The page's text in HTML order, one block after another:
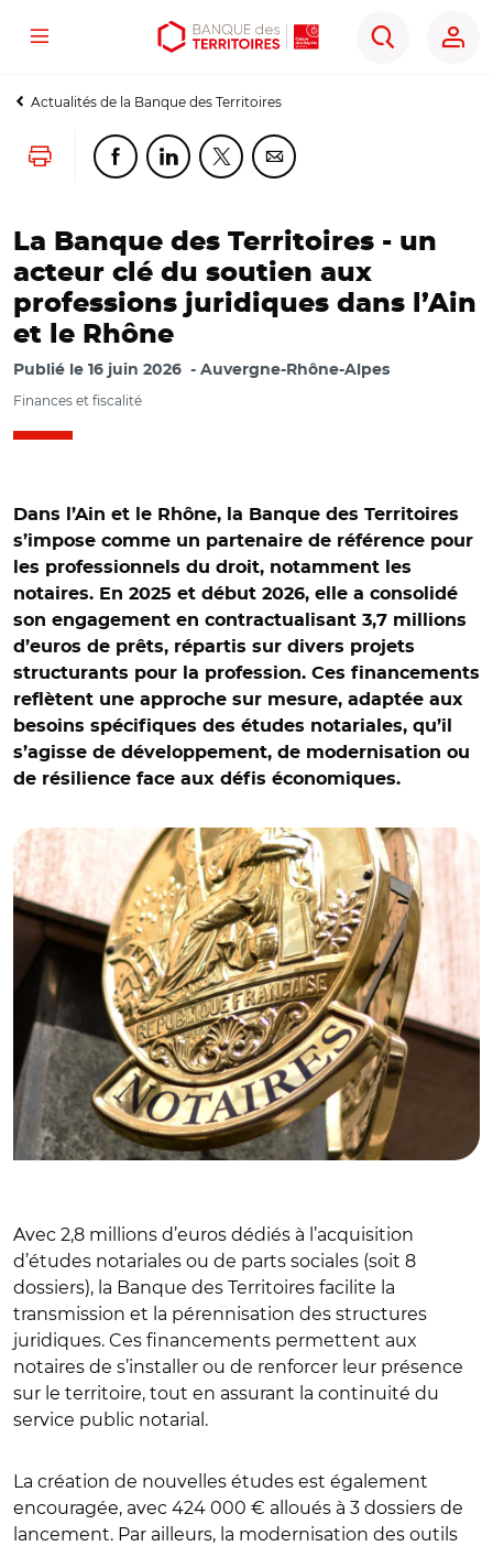
Aller
contenu
Aller
menu
Ouvrir
outils
Menu
Rechercher
Actualités de la Banque des Territoires
Lancer l'impressionPartager cette page sur Facebook
Partager cette page sur Linkedin
Partager cette page sur Twitter
Partager cette page sur
La Banque des Territoires - un
acteur clé du soutien aux
professions juridiques dans l’Ain
et le Rhône
Publié le 16 juin 2026 Auvergne-Rhône-Alpes
Finances et fiscalité
Dans l’Ain et le Rhône, la Banque des Territoires
s’impose comme un partenaire de référence pour
les professionnels du droit, notamment les
notaires. En 2025 et début 2026, elle a consolidé
son engagement en contractualisant 3,7 millions
d’euros de prêts, répartis sur divers projets
structurants pour la profession. Ces financements
reflètent une approche sur mesure, adaptée aux
besoins spécifiques des études notariales, qu’il
s’agisse de développement, de modernisation ou
de résilience face aux défis économiques.
Avec 2,8 millions d’euros dédiés à l’acquisition
d’études notariales ou de parts sociales (soit 8
dossiers), la Banque des Territoires facilite la
transmission et la pérennisation des structures
juridiques. Ces financements permettent aux
notaires de s’installer ou de renforcer leur présence
sur le territoire, tout en assurant la continuité du
service public notarial.
La création de nouvelles études est également
encouragée, avec 424 000 € alloués à 3 dossiers de
lancement. Par ailleurs, la modernisation des outils